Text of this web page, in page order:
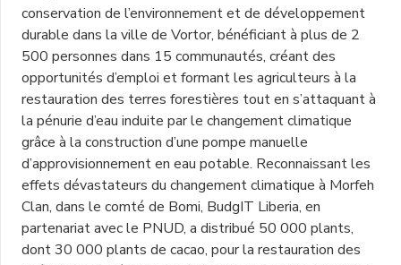
conservation de l’environnement et de développement
durable dans la ville de Vortor, bénéficiant à plus de 2
500 personnes dans 15 communautés, créant des
opportunités d’emploi et formant les agriculteurs à la
restauration des terres forestières tout en s’attaquant à
la pénurie d’eau induite par le changement climatique
grâce à la construction d’une pompe manuelle
d’approvisionnement en eau potable. Reconnaissant les
effets dévastateurs du changement climatique à Morfeh
Clan, dans le comté de Bomi, BudgIT Liberia, en
partenariat avec le PNUD, a distribué 50 000 plants,
dont 30 000 plants de cacao, pour la restauration des